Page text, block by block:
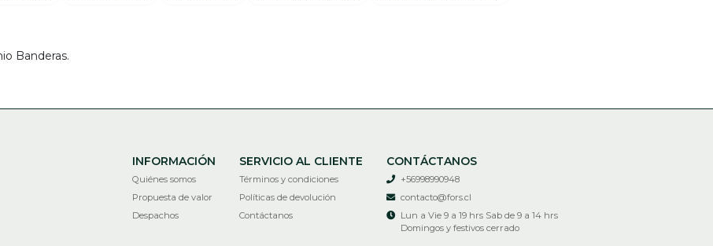
Banderas.
INFORMACIÓN
Quiénes somos
Propuesta de valor
Despachos
SERVICIO AL CLIENTE
Términos y condiciones
Políticas de devolución
Contáctanos
CONTÁCTANOS
+56998990948
contacto@fors.cl
Lun a Vie 9 a 19 hrs Sab de 9 a 14 hrs
Domingos y festivos cerrado